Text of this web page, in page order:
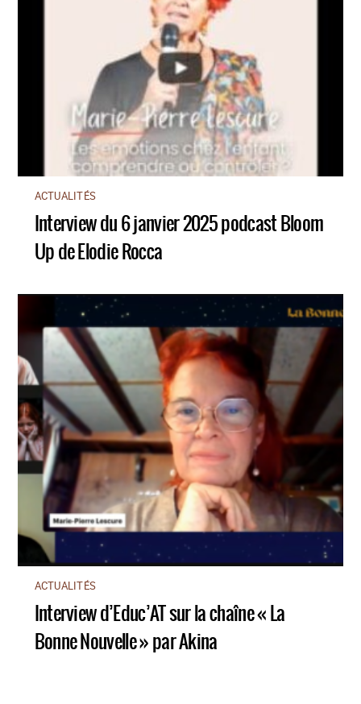
ACTUALITÉS
Interview du 6 janvier 2025 podcast Bloom
Up de Elodie Rocca
ACTUALITÉS
Interview d’Educ’AT sur la chaîne « La
Bonne Nouvelle » par Akina